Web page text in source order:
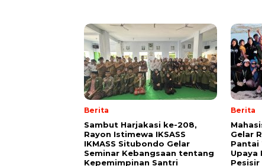
Berita
Sambut Harjakasi ke-208,
Rayon Istimewa IKSASS
IKMASS Situbondo Gelar
Seminar Kebangsaan tentang
Kepemimpinan Santri
Berita
Gelar
Pantai
Upaya
Pesisir